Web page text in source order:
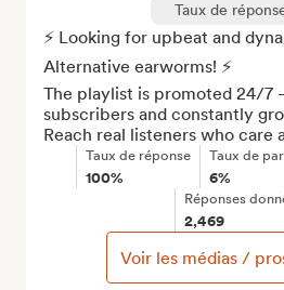
Taux de
⚡️ Looking for upbeat and
Alternative earworms! ⚡️
The playlist is promoted 24/7
subscribers and constantly
Reach real listeners who care
Taux de réponse
100%
Taux de
6%
Réponses
2,469
Voir les médias /